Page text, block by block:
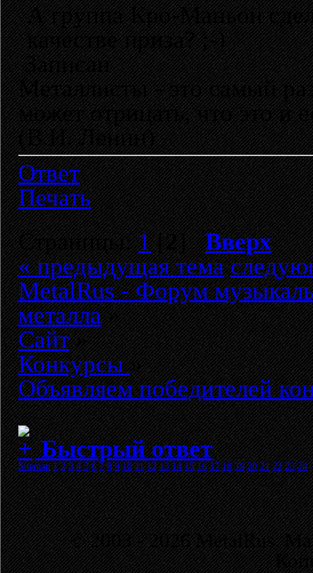
А группа Кро-Маньон
качестве приза? ;-)
Записан
Металлисты - это самый
может отрицать, что это и
(В.И. Ленин)
Ответ
Печать
Страницы:1[2]Вверх
« предыдущая тема
MetalRus - Форум
металла»
Сайт»
Конкурсы»
Объявляем победителей
Быстрый ответ
Sitemap 1 2 3 4 5 6 7 8 9 10 11 12 13 14 15 16 17 18 19 20 21 22 23 24
© 2003 - 2026 MetalRus.